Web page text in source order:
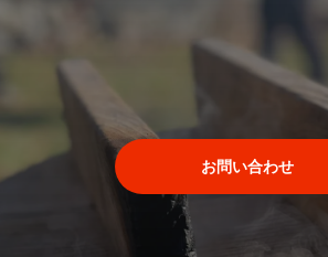
お問い合わせ